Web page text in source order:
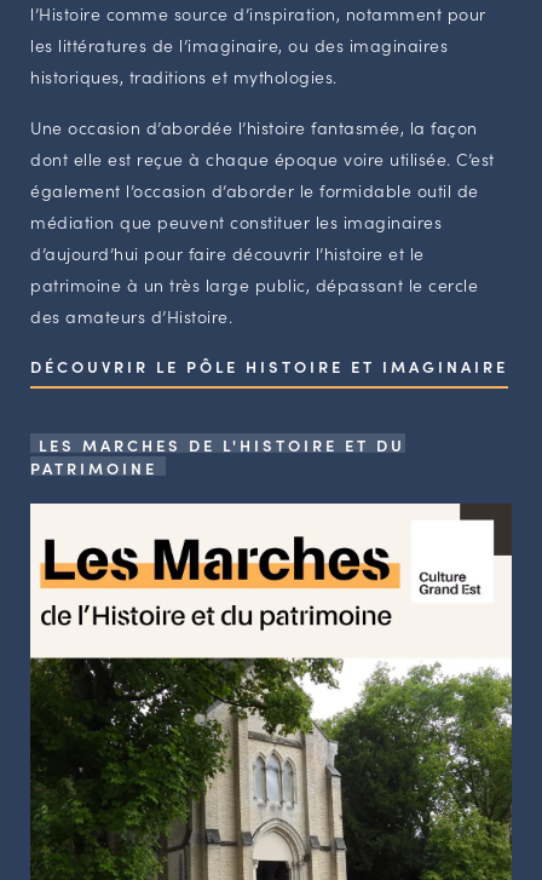
l’Histoire comme source d’inspiration, notamment pour
les littératures de l’imaginaire, ou des imaginaires
historiques, traditions et mythologies.
Une occasion d’abordée l’histoire fantasmée, la façon
dont elle est reçue à chaque époque voire utilisée. C’est
également l’occasion d’aborder le formidable outil de
médiation que peuvent constituer les imaginaires
d’aujourd’hui pour faire découvrir l’histoire et le
patrimoine à un très large public, dépassant le cercle
des amateurs d’Histoire.
DÉCOUVRIR LE PÔLE HISTOIRE ET IMAGINAIRE
LES MARCHES DE L'HISTOIRE ET DU
PATRIMOINE